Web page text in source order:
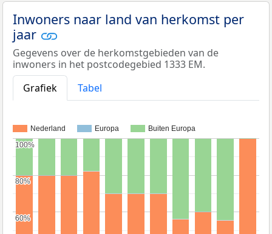
Inwoners naar land van herkomst per
jaar
Gegevens over de herkomstgebieden van de
inwoners in het postcodegebied 1333 EM.
Grafiek
Tabel
Nederland Europa Buiten Europa
60%
60%
80%
80%
100%
100%